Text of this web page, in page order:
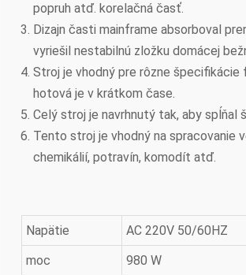
popruh atď. korelačná časť.
Dizajn časti mainframe absorboval
vyriešil nestabilnú zložku domácej
Stroj je vhodný pre rôzne špecifikácie
hotová je v krátkom čase.
Celý stroj je navrhnutý tak, aby spĺňal
Tento stroj je vhodný na spracovanie
chemikálií, potravín, komodít atď.
Napätie
AC 220V 50/60HZ
moc
980 W